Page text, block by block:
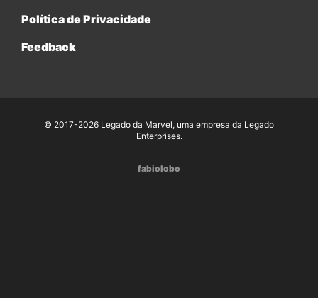
Política de Privacidade
Feedback
© 2017-2026 Legado da Marvel, uma empresa da Legado
Enterprises.
fabiolobo